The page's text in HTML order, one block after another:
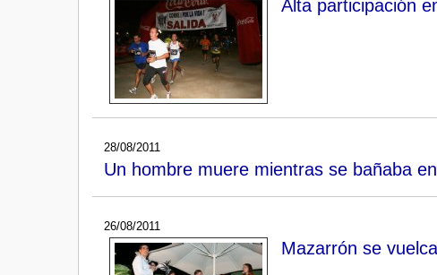
Alta participación
28/08/2011
Un hombre muere mientras se bañaba
26/08/2011
Mazarrón se